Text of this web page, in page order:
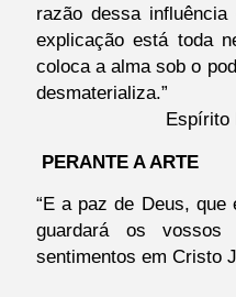
razão dessa
explicação está toda
coloca a alma sob o
desmaterializa.”
Espírito
PERANTE A ARTE
“E a paz de Deus, que
guardará os
sentimentos em Cristo